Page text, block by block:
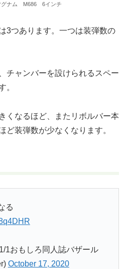
ナム M686 6インチ
3つあります。一つは装弾数の
チャンバーを設けられるスペー
。
くなるほど、またリボルバー本
ど装弾数が少なくなります。
る
1おもしろ同人誌バザール
October 17, 2020